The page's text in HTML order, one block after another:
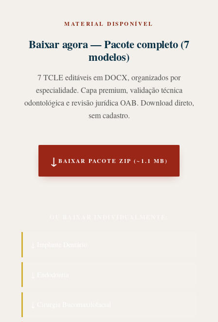
MATERIAL DISPONÍVEL
Baixar agora — Pacote completo (7
modelos)
7 TCLE editáveis em DOCX, organizados por
especialidade. Capa premium, validação técnica
odontológica e revisão jurídica OAB. Download direto,
sem cadastro.
↓BAIXAR PACOTE ZIP (~1.1 MB)